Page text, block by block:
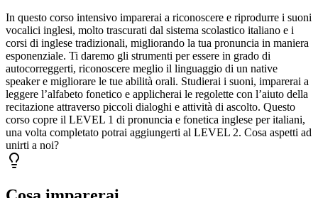
In questo corso intensivo imparerai a riconoscere e riprodurre i suoni
vocalici inglesi, molto trascurati dal sistema scolastico italiano e i
corsi di inglese tradizionali, migliorando la tua pronuncia in maniera
esponenziale. Ti daremo gli strumenti per essere in grado di
autocorreggerti, riconoscere meglio il linguaggio di un native
speaker e migliorare le tue abilità orali. Studierai i suoni, imparerai a
leggere l’alfabeto fonetico e applicherai le regolette con l’aiuto della
recitazione attraverso piccoli dialoghi e attività di ascolto. Questo
corso copre il LEVEL 1 di pronuncia e fonetica inglese per italiani,
una volta completato potrai aggiungerti al LEVEL 2. Cosa aspetti ad
unirti a noi?